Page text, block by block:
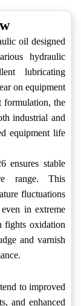
oil designed
hydraulic
lubricating
on equipment
formulation, the
industrial and
equipment life
ensures stable
range. This
fluctuations
in extreme
fights oxidation
and varnish
to improved
and enhanced